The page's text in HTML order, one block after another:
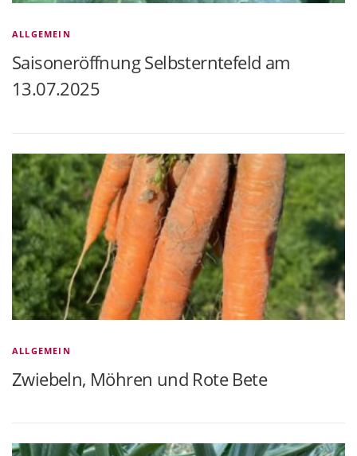
ALLGEMEIN
Saisoneröffnung Selbsterntefeld am
13.07.2025
ALLGEMEIN
Zwiebeln, Möhren und Rote Bete